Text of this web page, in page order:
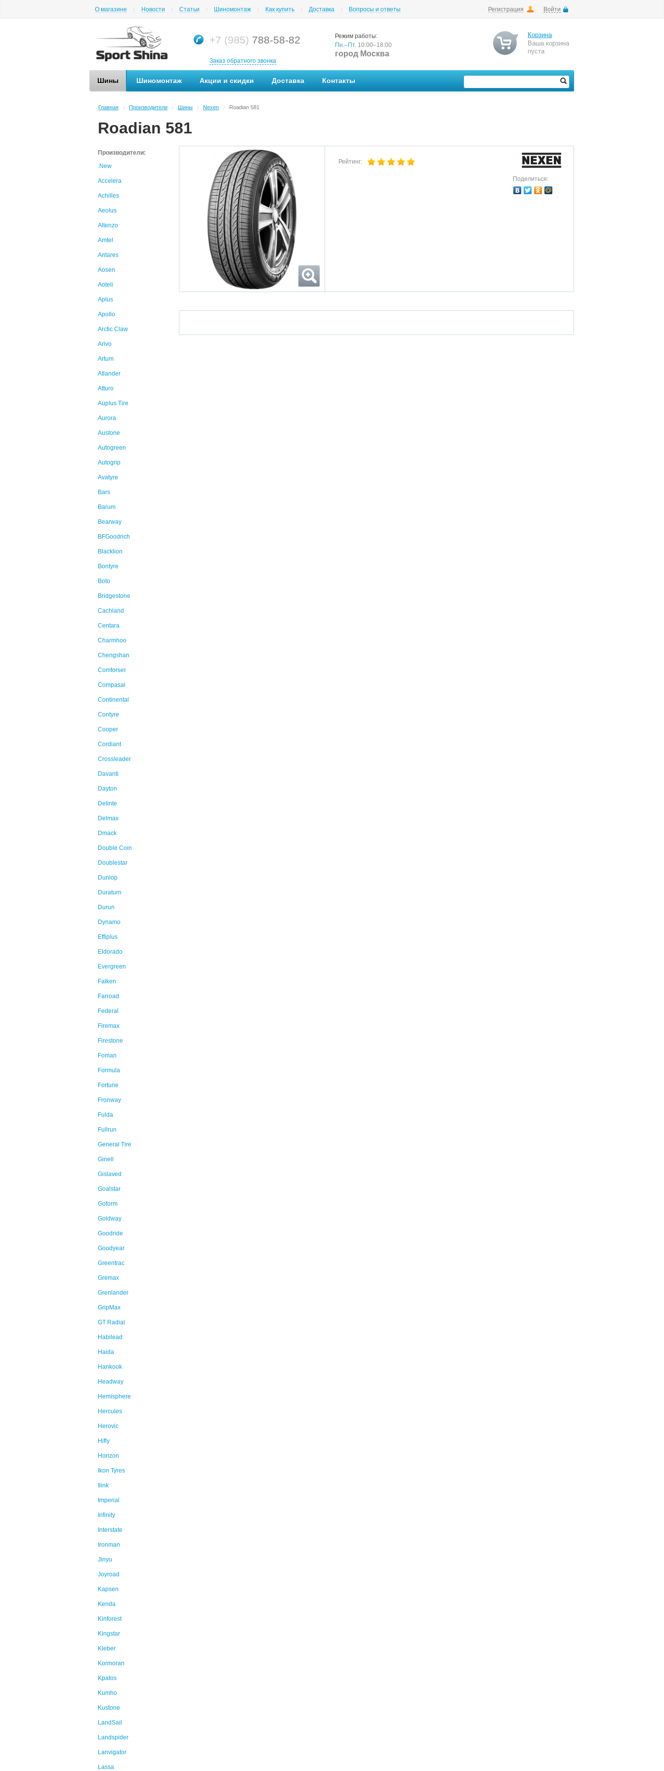
Регистрация Войти
О магазине Новости Статьи Шиномонтаж Как купить Доставка Вопросы и ответы
+7 (985) 788-58-82
Заказ обратного звонка
Режим работы:
Пн.–Пт. 10:00–18:00
город Москва
Корзина
Ваша корзина
пуста
Шины Шиномонтаж Акции и скидки Доставка Контакты
Главная / Производители / Шины / Nexen / Roadian 581
Roadian 581
Производители:
.New
Accelera
Achilles
Aeolus
Altenzo
Amtel
Antares
Aosen
Aoteli
Aplus
Apollo
Arctic Claw
Arivo
Artum
Atlander
Atturo
Auplus Tire
Aurora
Austone
Autogreen
Autogrip
Avatyre
Bars
Barum
Bearway
BFGoodrich
Blacklion
Bontyre
Boto
Bridgestone
Cachland
Centara
Charmhoo
Chengshan
Comforser
Compasal
Continental
Contyre
Cooper
Cordiant
Crossleader
Davanti
Dayton
Delinte
Delmax
Dmack
Double Coin
Doublestar
Dunlop
Duraturn
Durun
Dynamo
Effiplus
Eldorado
Evergreen
Falken
Farroad
Federal
Firemax
Firestone
Foman
Formula
Fortune
Fronway
Fulda
Fullrun
General Tire
Ginell
Gislaved
Goalstar
Goform
Goldway
Goodride
Goodyear
Greentrac
Gremax
Grenlander
GripMax
GT Radial
Habilead
Haida
Hankook
Headway
Hemisphere
Hercules
Herovic
Hifly
Horizon
Ikon Tyres
Ilink
Imperial
Infinity
Interstate
Ironman
Jinyu
Joyroad
Kapsen
Kenda
Kinforest
Kingstar
Kleber
Kormoran
Kpatos
Kumho
Kustone
LandSail
Landspider
Lanvigator
Lassa
Рейтинг:
Поделиться: